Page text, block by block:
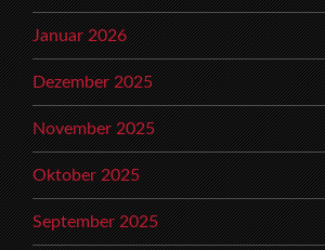
Januar 2026
Dezember 2025
November 2025
Oktober 2025
September 2025